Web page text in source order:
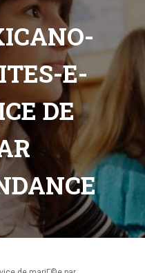
E-
DE